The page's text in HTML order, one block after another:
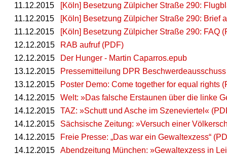
11.12.2015
[Köln] Besetzung Zülpicher Straße 290:
11.12.2015
[Köln] Besetzung Zülpicher Straße 290: Brief
11.12.2015
[Köln] Besetzung Zülpicher Straße 290: FAQ
12.12.2015
RAB aufruf (PDF)
12.12.2015
Der Hunger - Martin Caparros.epub
13.12.2015
Pressemitteilung DPR
13.12.2015
Poster Demo: Come together for equal rights
14.12.2015
Welt: »Das falsche Erstaunen über die linke
14.12.2015
TAZ: »Schutt und Asche im Szeneviertel«
14.12.2015
Sächsische Zeitung: »Versuch einer
14.12.2015
Freie Presse: „Das war ein Gewaltexzess“
14.12.2015
Abendzeitung München: »Gewaltexzess in